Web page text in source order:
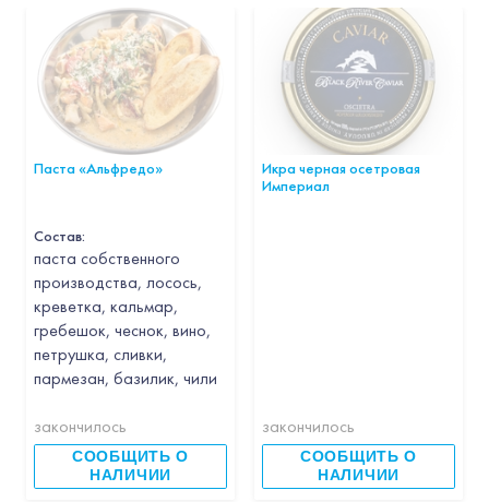
Паста «Альфредо»
Состав:
паста собственного
производства, лосось,
креветка, кальмар,
гребешок, чеснок, вино,
петрушка, сливки,
пармезан, базилик, чили
закончилось
СООБЩИТЬ О
НАЛИЧИИ
Икра черная осетровая
Империал
закончилось
СООБЩИТЬ О
НАЛИЧИИ